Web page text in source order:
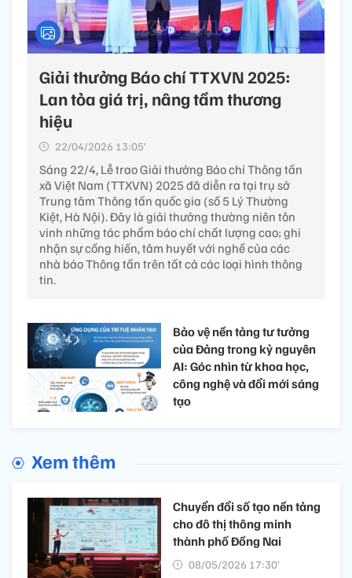
Giải thưởng Báo chí TTXVN 2025:
Lan tỏa giá trị, nâng tầm thương
hiệu
22/04/2026 13:05’
Sáng 22/4, Lễ trao Giải thưởng Báo chí Thông tấn
xã Việt Nam (TTXVN) 2025 đã diễn ra tại trụ sở
Trung tâm Thông tấn quốc gia (số 5 Lý Thường
Kiệt, Hà Nội). Đây là giải thưởng thường niên tôn
vinh những tác phẩm báo chí chất lượng cao; ghi
nhận sự cống hiến, tâm huyết với nghề của các
nhà báo Thông tấn trên tất cả các loại hình thông
tin.
Bảo vệ nền tảng tư tưởng
của Đảng trong kỷ nguyên
AI: Góc nhìn từ khoa học,
công nghệ và đổi mới sáng
tạo
Xem thêm
Chuyển đổi số tạo nền tảng
cho đô thị thông minh
thành phố Đồng Nai
08/05/2026 17:30’